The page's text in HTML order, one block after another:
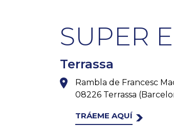
SUPER
Terrassa
Rambla de Francesc
08226 Terrassa
TRÁEME AQUÍ